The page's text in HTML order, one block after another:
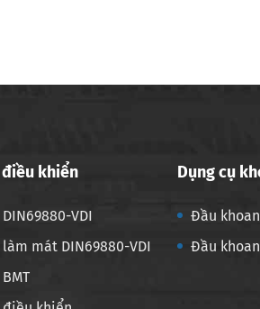
khiển
VDI
mát DIN69880-VDI
Dụng cụ
Đầu
Đầu